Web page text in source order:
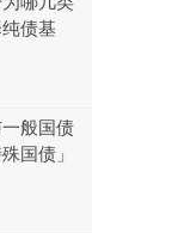
纯债基
般国债
国债」